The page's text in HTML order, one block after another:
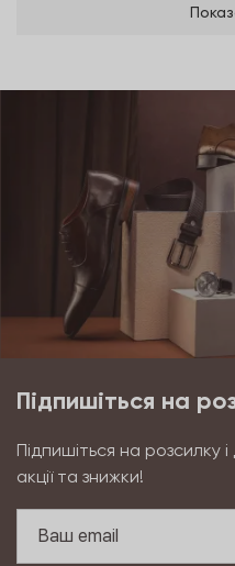
Підпишіться на
Підпишіться на
акції та знижки!